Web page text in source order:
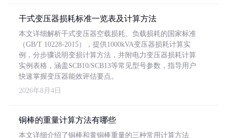
干式变压器损耗标准一览表及计算方法
本文详细解析干式变压器空载损耗、负载损耗的国家标准
（GB/T 10228-2015），提供1000kVA变压器损耗计算实
例，分步骤说明变损计算方法，并附电力变压器损耗计算
实例表格，涵盖SCB10/SCB13等常见型号参数，指导用户
快速掌握变压器能效评估要点。
2026年8月4日
铜棒的重量计算方法有哪些
本文详细介绍了铜棒和黄铜棒重量的三种常用计算方法